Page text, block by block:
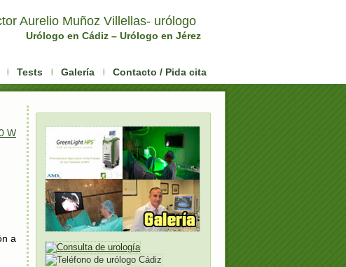
Aurelio Muñoz Villellas- urólogo
Urólogo en Cádiz – Urólogo en Jérez
Tests Galería Contacto / Pida cita
W
a